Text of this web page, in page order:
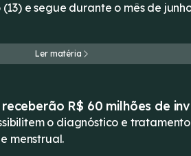
e segue durante o mês de
Ler matéria
R$ 60 milhões de
o diagnóstico e
menstrual.